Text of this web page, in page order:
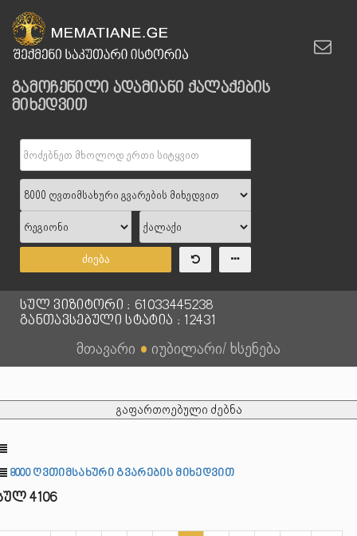
გამოჩენილი ადამიანი ქალაქების
მიხედვით
ძიება
სულ ვიზიტორი : 61033445238
განთავსებული სტატია : 12431
მთავარი ● იუბილარი/ ხსენება
გაფართოებული ძებნა
8000 ღვთიმსახური გვარების მიხედვით
4106